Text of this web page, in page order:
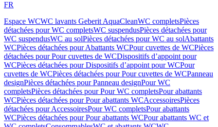
FR
Espace WCWC lavants Geberit AquaCleanWC completsPièces
détachées pour WC completsWC suspendusPièces détachées pour
WC suspendusWC au solPièces détachées pour WC au solAbattants
WCPièces détachées pour Abattants WCPour cuvettes de WCPièces
détachées pour Pour cuvettes de WCDispositifs d’appoint pour
WCPièces détachées pour Dispositifs d’appoint pour WCPour
cuvettes de WCPièces détachées pour Pour cuvettes de WCPanneau
designPièces détachées pour Panneau designPour WC
completsPièces détachées pour Pour WC completsPour abattants
WCPièces détachées pour Pour abattants WCAccessoiresPièces
détachées pour AccessoiresPour WC completsPour abattants
WCPièces détachées pour Pour abattants WCPour abattants WC et